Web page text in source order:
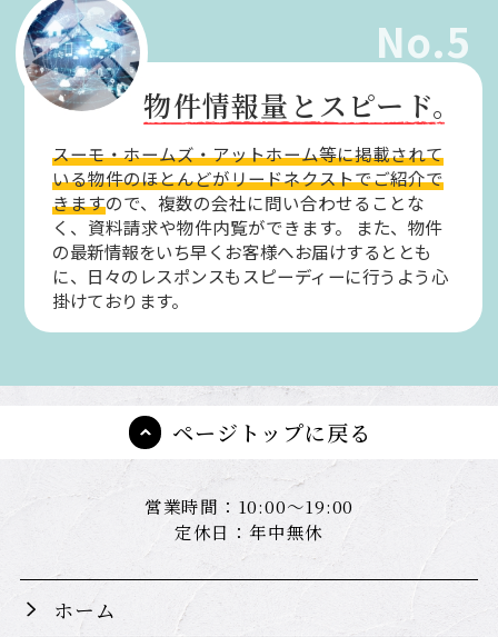
No.5
物件情報量とスピード。
スーモ・ホームズ・アットホーム等に掲載されて
いる物件のほとんどがリードネクストでご紹介で
きますので、複数の会社に問い合わせることな
く、資料請求や物件内覧ができます。
また、物件
の最新情報をいち早くお客様へお届けするととも
に、日々のレスポンスもスピーディーに行うよう心
掛けております。
ページトップに戻る
営業時間：10:00～19:00
定休日：年中無休
ホーム